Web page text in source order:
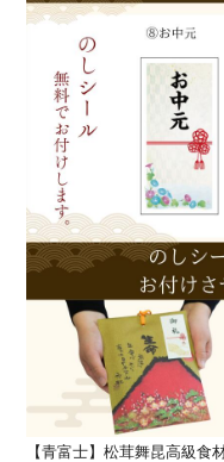
【青富士】松茸舞昆高級食